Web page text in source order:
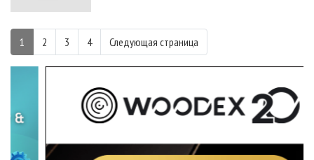
1 2 3 4 Следующая страница